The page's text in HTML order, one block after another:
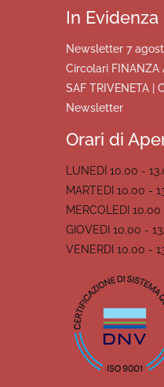
In Evidenza
Newsletter 7
Circolari FINANZA
SAF TRIVENETA |
Newsletter
Orari di
LUNEDI 10.00 -
MARTEDI 10.00 -
MERCOLEDI
GIOVEDI 10.00 -
VENERDI 10.00 -